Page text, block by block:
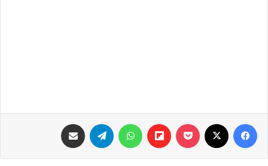
فيسبوك ‫Pocket
Flipboard واتساب تيلقرام